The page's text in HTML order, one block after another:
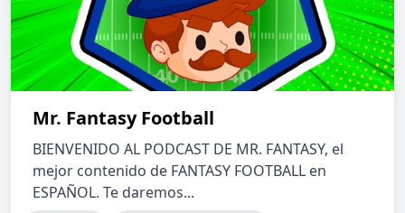
Mr. Fantasy Football
BIENVENIDO AL PODCAST DE MR. FANTASY, el
mejor contenido de FANTASY FOOTBALL en
ESPAÑOL. Te daremos...